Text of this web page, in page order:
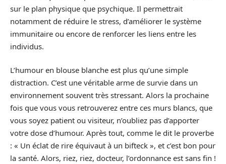
sur le plan physique que psychique. Il permettrait
notamment de réduire le stress, d’améliorer le système
immunitaire ou encore de renforcer les liens entre les
individus.
L’humour en blouse blanche est plus qu’une simple
distraction. C’est une véritable arme de survie dans un
environnement souvent très stressant. Alors la prochaine
fois que vous vous retrouverez entre ces murs blancs, que
vous soyez patient ou visiteur, n’oubliez pas d’apporter
votre dose d’humour. Après tout, comme le dit le proverbe
: « Un éclat de rire équivaut à un bifteck », et c’est bon pour
la santé. Alors, riez, riez, docteur, l’ordonnance est sans fin !